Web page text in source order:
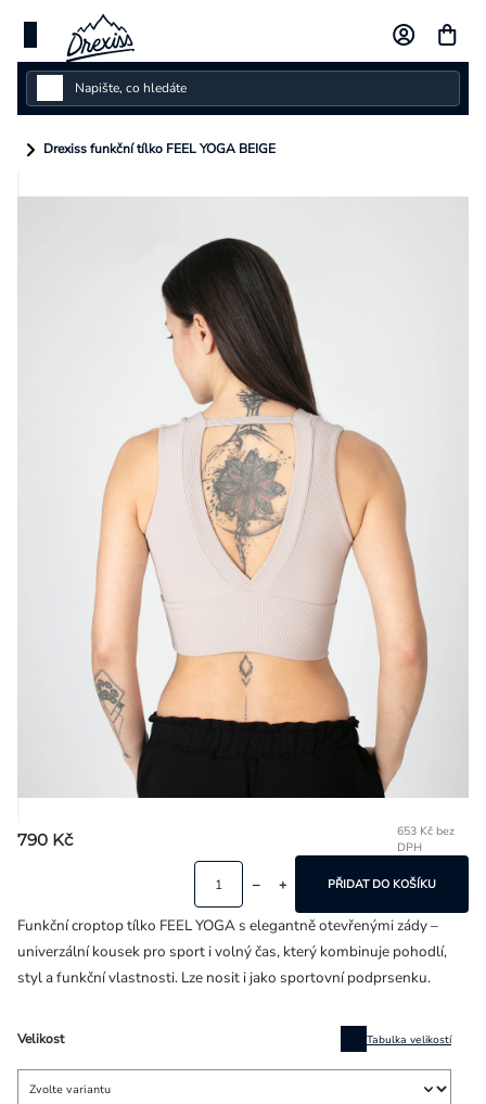
obsah
Dámské
Dětské
Drexiss funkční tílko FEEL YOGA BEIGE
790 Kč
653 Kč bez
DPH
Velikost Tabulka velikostí
PŘIDAT DO KOŠÍKU
Funkční croptop tílko FEEL YOGA s elegantně otevřenými zády –
univerzální kousek pro sport i volný čas, který kombinuje pohodlí,
styl a funkční vlastnosti. Lze nosit i jako sportovní podprsenku.